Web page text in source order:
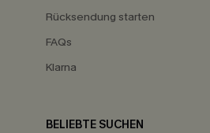
Rücksendung starten
FAQs
Klarna
BELIEBTE SUCHEN